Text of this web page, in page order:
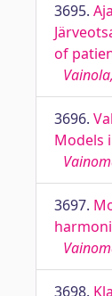
3695.
of
3696.
Models
3697.
3698.